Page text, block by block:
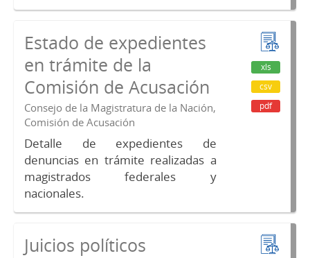
Estado de expedientes
en trámite de la
Comisión de Acusación
Consejo de la Magistratura de la Nación,
Comisión de Acusación
Detalle de expedientes de
denuncias en trámite realizadas a
magistrados federales y
nacionales.
xls
csv
pdf
Juicios políticos